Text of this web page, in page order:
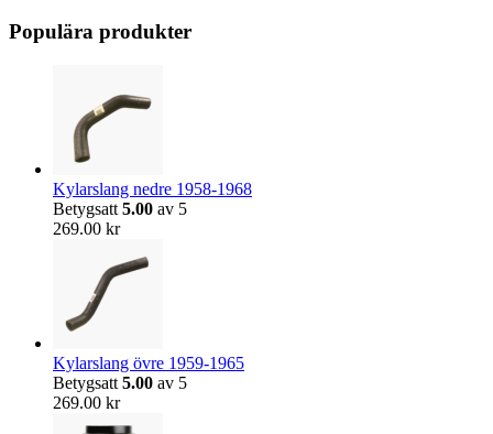
Populära produkter
Kylarslang nedre 1958-1968
Betygsatt 5.00 av 5
269.00 kr
Kylarslang övre 1959-1965
Betygsatt 5.00 av 5
269.00 kr